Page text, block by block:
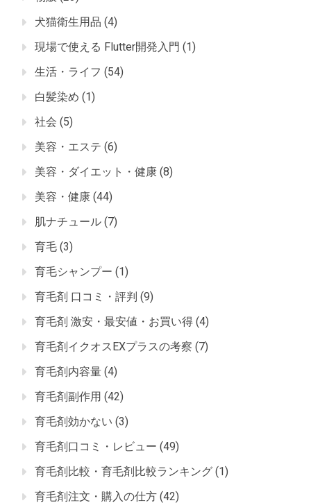
犬猫衛生用品 (4)
現場で使える Flutter開発入門 (1)
生活・ライフ (54)
白髪染め (1)
社会 (5)
美容・エステ (6)
美容・ダイエット・健康 (8)
美容・健康 (44)
肌ナチュール (7)
育毛 (3)
育毛シャンプー (1)
育毛剤 口コミ・評判 (9)
育毛剤 激安・最安値・お買い得 (4)
育毛剤イクオスEXプラスの考察 (7)
育毛剤内容量 (4)
育毛剤副作用 (42)
育毛剤効かない (3)
育毛剤口コミ・レビュー (49)
育毛剤比較・育毛剤比較ランキング (1)
育毛剤注文・購入の仕方 (42)